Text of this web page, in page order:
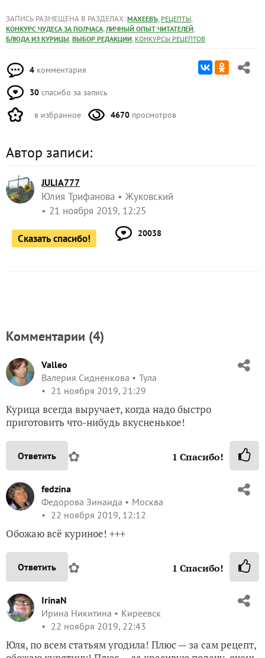
ЗАПИСЬ РАЗМЕЩЕНА В РАЗДЕЛАХ: МАХЕЕВЪ, РЕЦЕПТЫ,
КОНКУРС ЧУДЕСА ЗА ПОЛЧАСА, ЛИЧНЫЙ ОПЫТ ЧИТАТЕЛЕЙ,
БЛЮДА ИЗ КУРИЦЫ, ВЫБОР РЕДАКЦИИ, КОНКУРСЫ РЕЦЕПТОВ
4 комментария
30 спасибо за запись
в избранное 4670 просмотров
Автор записи:
JULIA777
Юлия Трифанова
Жуковский
21 ноября 2019, 12:25
Сказать спасибо! 20038
Комментарии (4)
Valleo
Валерия Сидненкова
Тула
21 ноября 2019, 21:29
Курица всегда выручает, когда надо быстро
приготовить что-нибудь вкусненькое!
Ответить ✿ 1 Спасибо!
fedzina
Федорова Зинаида
Москва
22 ноября 2019, 12:12
Обожаю всё куриное! +++
Ответить ✿ 1 Спасибо!
IrinaN
Ирина Никитина
Киреевск
22 ноября 2019, 22:43
Юля, по всем статьям угодила! Плюс — за сам рецепт,